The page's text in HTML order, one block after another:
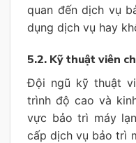
quan đến dịch vụ
dụng dịch vụ hay
5.2. Kỹ thuật viên
Đội ngũ kỹ thuật
trình độ cao và
vực bảo trì máy
cấp dịch vụ bảo trì